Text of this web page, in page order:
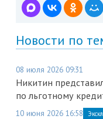
Новости по
08 июля 2026 09:31
Никитин
по льготному
10 июня 2026 16:58